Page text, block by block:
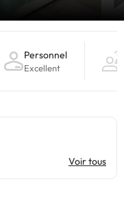
Personnel
Excellent
Voir tous